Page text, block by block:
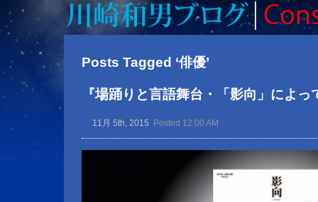
Posts Tagged ‘俳優’
『場踊りと言語舞台・「影向」によっ
11月 5th, 2015 Posted 12:00 AM